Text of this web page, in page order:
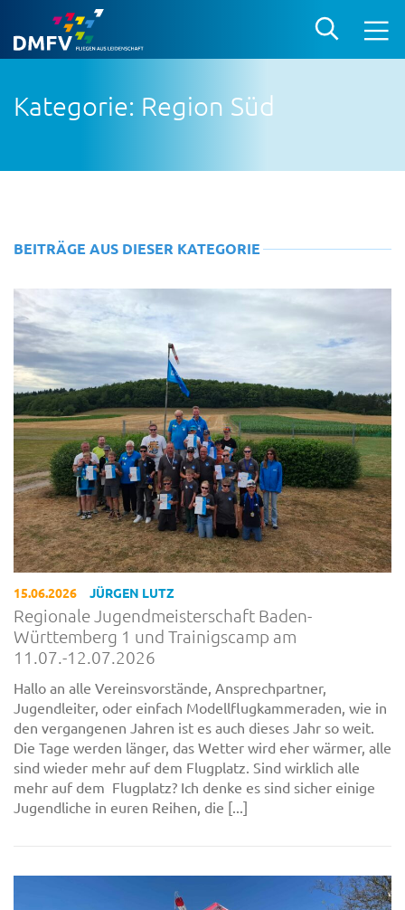
Kategorie: Region Süd
BEITRÄGE AUS DIESER KATEGORIE
15.06.2026 JÜRGEN LUTZ
Regionale Jugendmeisterschaft Baden-
Württemberg 1 und Trainigscamp am
11.07.-12.07.2026
Hallo an alle Vereinsvorstände, Ansprechpartner,
Jugendleiter, oder einfach Modellflugkammeraden, wie in
den vergangenen Jahren ist es auch dieses Jahr so weit.
Die Tage werden länger, das Wetter wird eher wärmer, alle
sind wieder mehr auf dem Flugplatz. Sind wirklich alle
mehr auf dem Flugplatz? Ich denke es sind sicher einige
Jugendliche in euren Reihen, die [...]